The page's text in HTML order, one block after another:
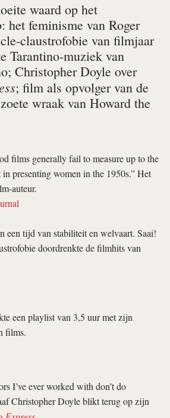
waard op het
het feminisme van Roger
claustrofobie van filmjaar
Tarantino-muziek van
Christopher Doyle over
; film als opvolger van de
wraak van Howard the
films generally fail to measure up to the
presenting women in the 1950s.” Het
auteur.
een tijd van stabiliteit en welvaart. Saai!
doordrenkte de filmhits van
een playlist van 3,5 uur met zijn
films.
I’ve ever worked with don’t do
Christopher Doyle blikt terug op zijn